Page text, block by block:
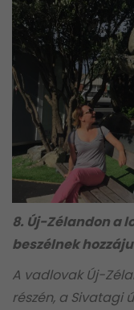
8. Új-Zélandon a
beszélnek
A vadlovak Új-
részén, a Sivatagi